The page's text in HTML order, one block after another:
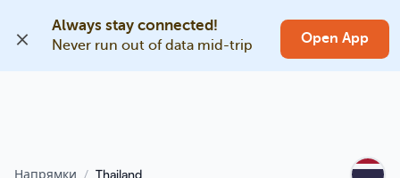
Always stay connected!
Never run out of data mid-trip Open App
UK
Напрямки / Thailand